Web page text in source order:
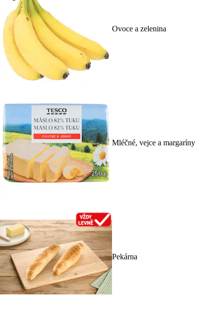
Ovoce a zelenina
Mléčné, vejce a margaríny
Pekárna